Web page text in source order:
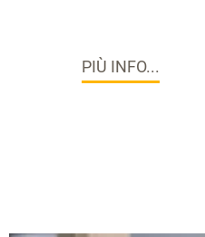
PIÙ INFO...